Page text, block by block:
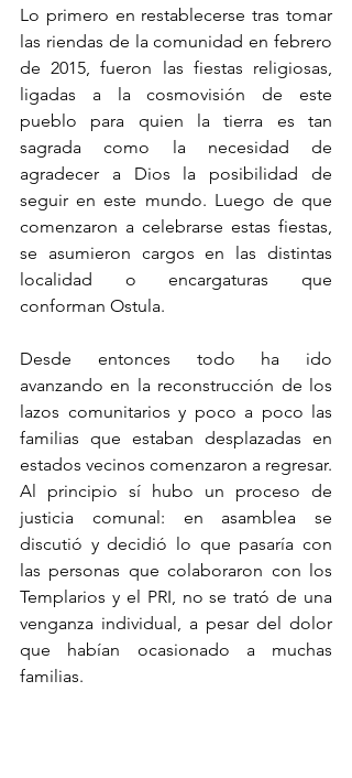
Lo primero en restablecerse tras tomar
las riendas de la comunidad en febrero
de 2015, fueron las fiestas religiosas,
ligadas a la cosmovisión de este
pueblo para quien la tierra es tan
sagrada como la necesidad de
agradecer a Dios la posibilidad de
seguir en este mundo. Luego de que
comenzaron a celebrarse estas fiestas,
se asumieron cargos en las distintas
localidad o encargaturas que
conforman Ostula.
Desde entonces todo ha ido
avanzando en la reconstrucción de los
lazos comunitarios y poco a poco las
familias que estaban desplazadas en
estados vecinos comenzaron a regresar.
Al principio sí hubo un proceso de
justicia comunal: en asamblea se
discutió y decidió lo que pasaría con
las personas que colaboraron con los
Templarios y el PRI, no se trató de una
venganza individual, a pesar del dolor
que habían ocasionado a muchas
familias.